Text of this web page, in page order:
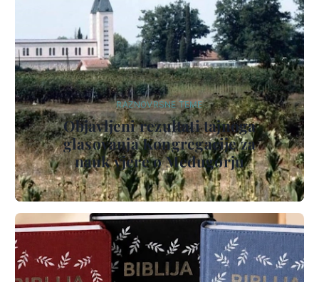
RAZNOVRSNE TEME
Objavljeni rezultati tajnoga
glasovanja Kongregacije za
nauk vjere o Međugorju